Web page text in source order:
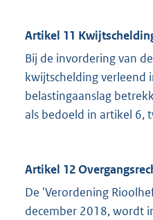
Artikel 11
Bij de invordering van
kwijtschelding verleend
belastingaanslag
als bedoeld in artikel 6,
Artikel 12
De 'Verordening
december 2018, wordt